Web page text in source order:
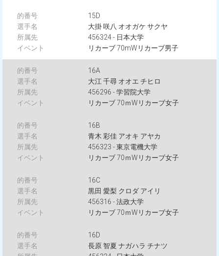
15D
大掛 咲八 オオガケ サクヤ
456324 - 日本大学
リカーブ 70mWリカーブ男子
16A
大江 千尋 オオエ チヒロ
456296 - 学習院大学
リカーブ 70ｍWリカーブ女子
16B
青木 彩佳 アオキ アヤカ
456323 - 東京電機大学
リカーブ 70ｍWリカーブ女子
16C
黒田 愛梨 クロダ アイリ
456316 - 法政大学
リカーブ 70ｍWリカーブ女子
16D
長原 智夏 ナガハラ チナツ